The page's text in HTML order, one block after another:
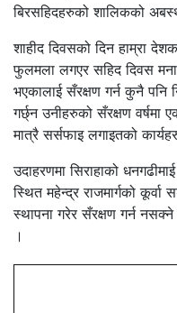
बिरसहिदहरुको शालिकको
शाहीद दिवसको दिन हाम्रा
फुलमला लगएर सहिद दिवस
भएकालाई सँरक्षण गर्न कुनै
गर्छ्न उनीहरुको सँरक्षण वर्षमा
मात्रै सर्सफाइ लगाइतको
उदाहरणमा सिराहाको
स्थित महेन्द्र राजमार्गको
स्थापना गरेर सँरक्षण गर्न
।